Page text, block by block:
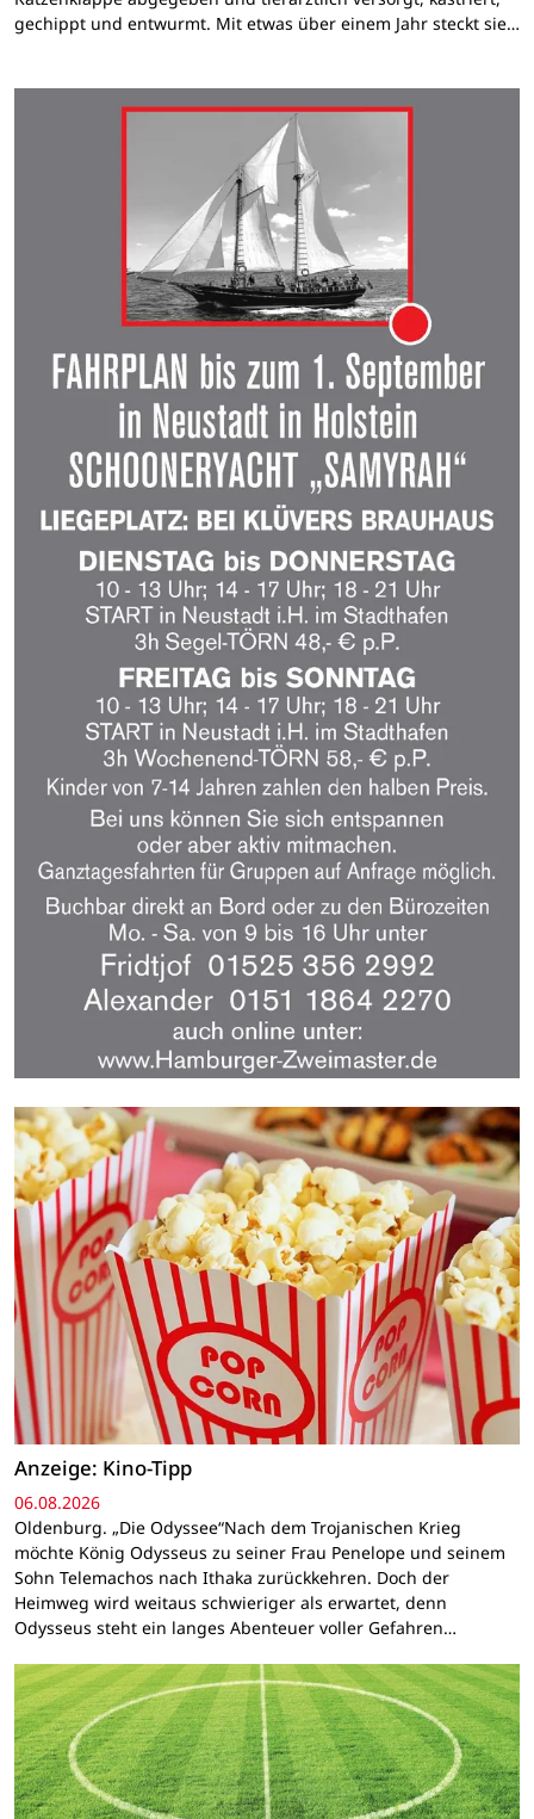
gechippt und entwurmt. Mit etwas über einem Jahr steckt sie…
Anzeige: Kino-Tipp
06.08.2026
Oldenburg. „Die Odyssee“Nach dem Trojanischen Krieg
möchte König Odysseus zu seiner Frau Penelope und seinem
Sohn Telemachos nach Ithaka zurückkehren. Doch der
Heimweg wird weitaus schwieriger als erwartet, denn
Odysseus steht ein langes Abenteuer voller Gefahren…